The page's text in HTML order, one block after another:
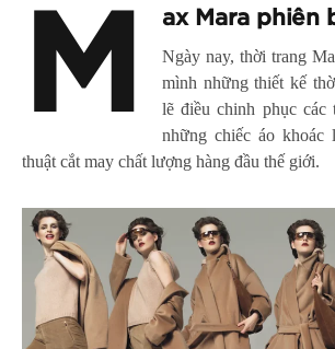
M ax Mara phiên
Ngày nay, thời trang
mình những thiết kế
lẽ điều chinh phục các
những chiếc áo
thuật cắt may chất lượng hàng đầu thế giới.